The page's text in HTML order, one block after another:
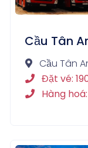
Cầu Tân
Cầu Tân
Đặt vé:
Hàng